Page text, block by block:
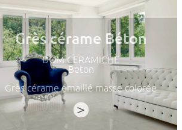
Grès cérame Béton
DOM CERAMICHE
Beton
Grès cérame émaillé masse colorée
>